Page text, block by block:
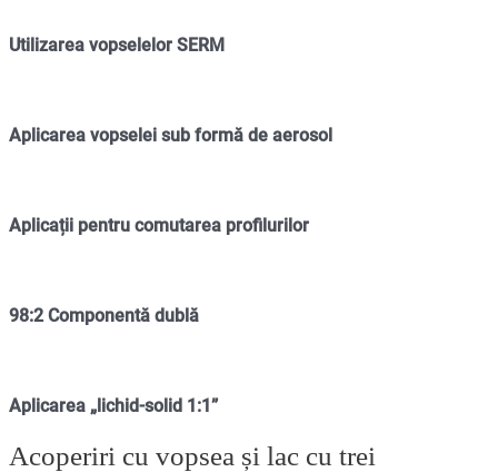
Utilizarea vopselelor SERM
Aplicarea vopselei sub formă de aerosol
Aplicații pentru comutarea profilurilor
98:2 Componentă dublă
Aplicarea „lichid-solid 1:1”
Acoperiri cu vopsea și lac cu trei